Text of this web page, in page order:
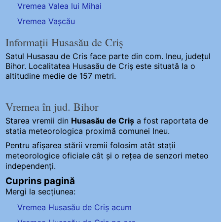
Vremea Valea lui Mihai
Vremea Vașcău
Informații Husasău de Criș
Satul Husasau de Cris face parte din com. Ineu, județul
Bihor. Localitatea Husasău de Criș este situată la o
altitudine medie de 157 metri.
Vremea în jud. Bihor
Starea vremii din Husasău de Criș a fost raportata de
statia meteorologica proximă comunei Ineu.
Pentru afișarea stării vremii folosim atât stații
meteorologice oficiale cât și o rețea de senzori meteo
independenți.
Cuprins pagină
Mergi la secțiunea:
Vremea Husasău de Criș acum